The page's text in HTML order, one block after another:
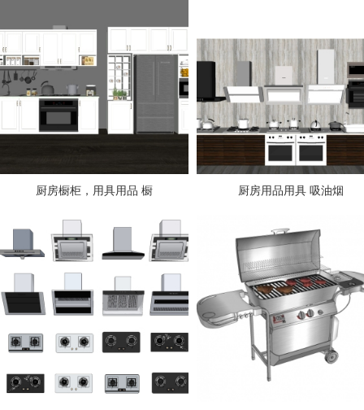
厨房橱柜，用具用品 橱 厨房用品用具 吸油烟